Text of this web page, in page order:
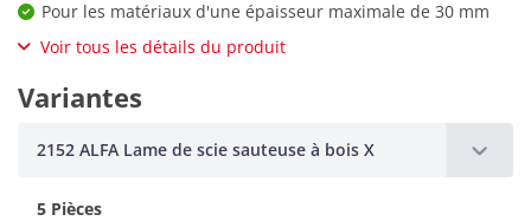
Pour les matériaux d'une épaisseur maximale de 30 mm
Voir tous les détails du produit
Variantes
2152 ALFA Lame de scie sauteuse à bois X
5 Pièces